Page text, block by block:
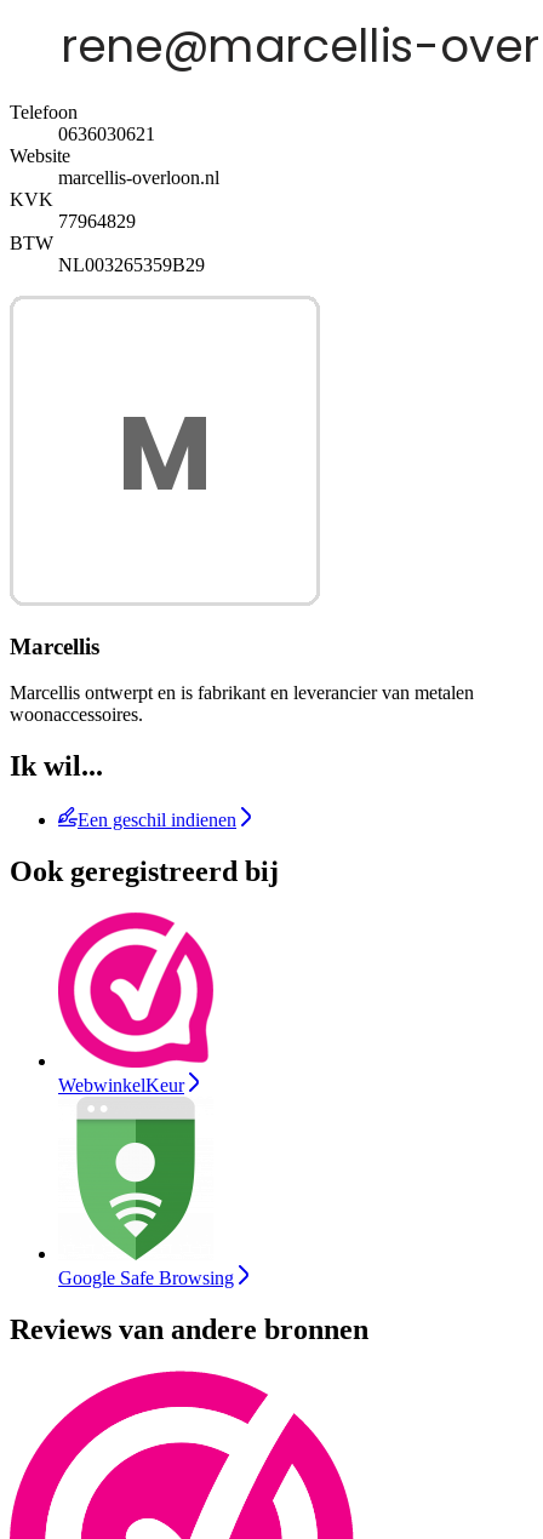
Telefoon
0636030621
Website
marcellis-overloon.nl
KVK
77964829
BTW
NL003265359B29
Marcellis
Marcellis ontwerpt en is fabrikant en leverancier van metalen
woonaccessoires.
Ik wil...
Een geschil indienen
Ook geregistreerd bij
WebwinkelKeur
Google Safe Browsing
Reviews van andere bronnen